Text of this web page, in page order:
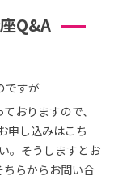
Q&A
ですが
おりますので、
申し込みはこち
。そうしますとお
らからお問い合